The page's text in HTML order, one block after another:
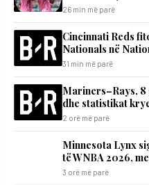
26 min më parë
Cincinnati Reds
Nationals në
31 min më parë
Mariners–Rays,
dhe statistikat
2 orë më parë
Minnesota Lynx
të WNBA 2026,
3 orë më parë